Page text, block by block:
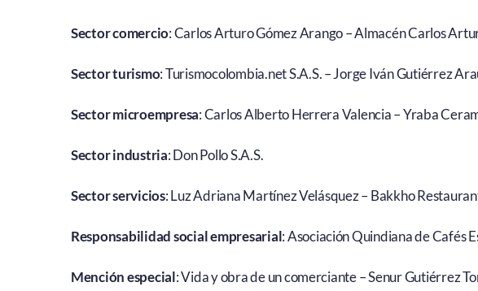
Sector comercio: Carlos Arturo Gómez Arango – Almacén Carlos
Sector turismo: Turismocolombia.net S.A.S. – Jorge Iván Gutiérrez
Sector microempresa: Carlos Alberto Herrera Valencia – Yraba
Sector industria: Don Pollo S.A.S.
Sector servicios: Luz Adriana Martínez Velásquez – Bakkho
Responsabilidad social empresarial: Asociación Quindiana de Cafés
Mención especial: Vida y obra de un comerciante – Senur Gutiérrez